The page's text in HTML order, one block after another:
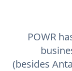
POWR
(besides